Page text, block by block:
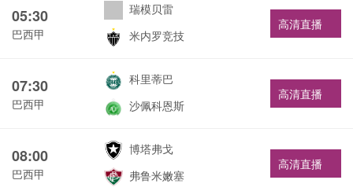
05:30
巴西甲
瑞模贝雷
米内罗竞技
高清直播
07:30
巴西甲
科里蒂巴
沙佩科恩斯
高清直播
08:00
巴西甲
博塔弗戈
弗鲁米嫩塞
高清直播